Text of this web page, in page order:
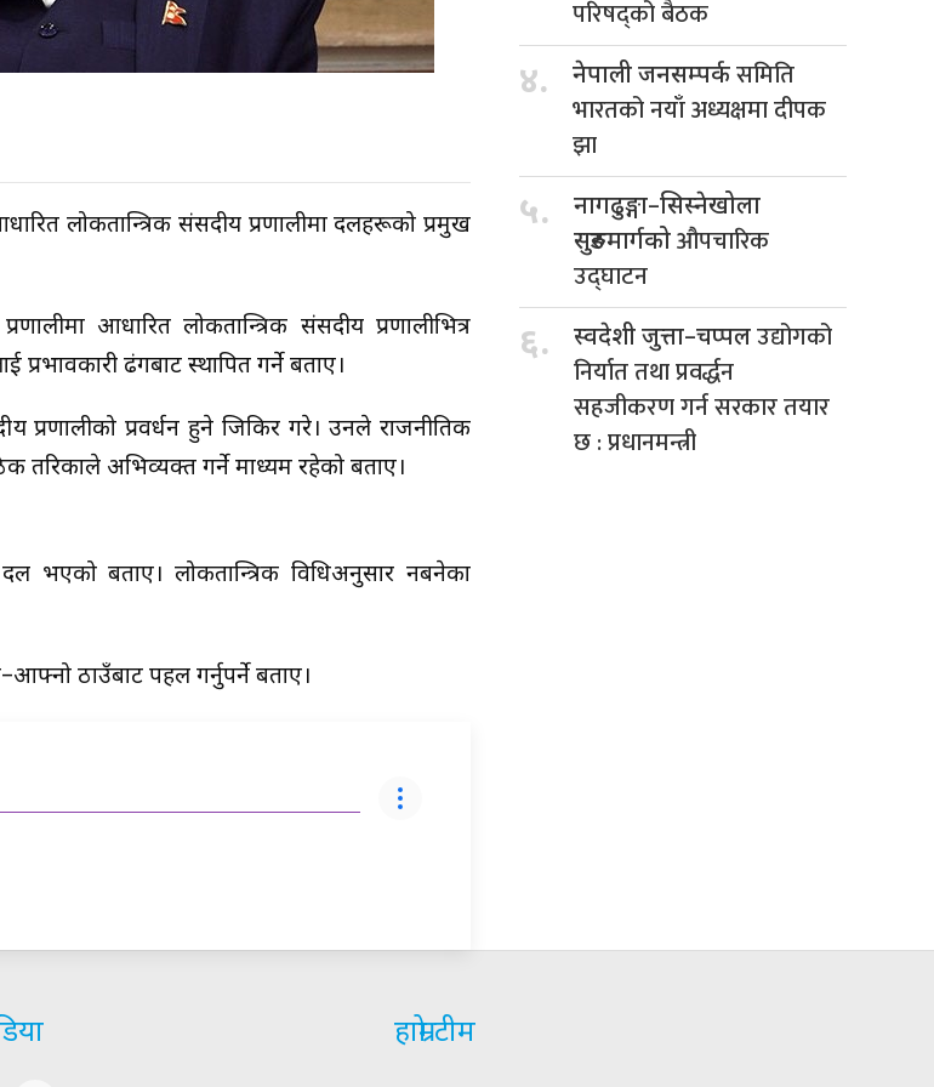
लोकतान्त्रिक संसदीय प्रणालीमा दलहरूको प्रमुख
आधारित लोकतान्त्रिक संसदीय प्रणालीभित्र
ढंगबाट स्थापित गर्ने बताए।
प्रणालीको प्रवर्धन हुने जिकिर गरे। उनले राजनीतिक
अभिव्यक्त गर्ने माध्यम रहेको बताए।
भएको बताए। लोकतान्त्रिक विधिअनुसार नबनेका
ठाउँबाट पहल गर्नुपर्ने बताए।
परिषद्को बैठक
४. नेपाली जनसम्पर्कसमिति
भारतको नयाँ अध्यक्षमा दीपक
झा
५.
नागढुङ्गा–सिस्नेखोला
सुरुङमार्गकोऔपचारिक
उद्घाटन
६. स्वदेशी जुत्ता–चप्पलउद्योगको
निर्यात तथा प्रवर्द्धन
सहजीकरण गर्न सरकार तयार
छ : प्रधानमन्त्री
हाम्रो टीम